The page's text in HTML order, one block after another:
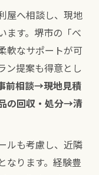
ングとは
方の秘訣
ービス
るコツ
ばれる理由
れる特徴一覧
理対応例
いとは
屋へ相談し、現地
ます。堺市の「べ
軟なサポートが可
ン提案も得意とし
前相談→現地見積
の回収・処分→清
ルも考慮し、近隣
なります。経験豊